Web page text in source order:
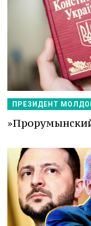
ПРЕЗИДЕНТ